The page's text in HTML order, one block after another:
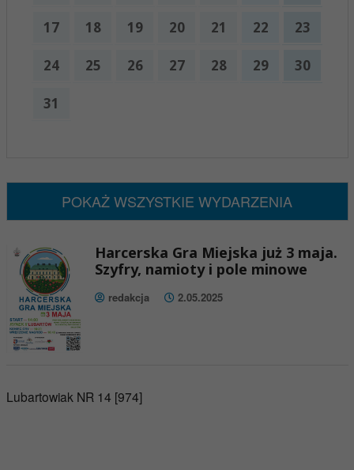
17 18 19 20 21 22 23
24 25 26 27 28 29 30
31
POKAŻ WSZYSTKIE WYDARZENIA
Harcerska Gra Miejska już 3 maja.
Szyfry, namioty i pole minowe
redakcja 2.05.2025
Lubartowiak NR 14 [974]